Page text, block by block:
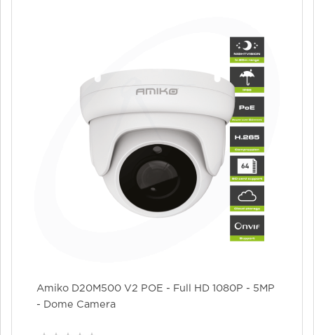
Amiko D20M500 V2 POE - Full HD 1080P - 5MP
- Dome Camera